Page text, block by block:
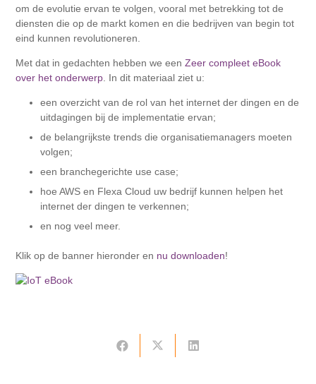
om de evolutie ervan te volgen, vooral met betrekking tot de
diensten die op de markt komen en die bedrijven van begin tot
eind kunnen revolutioneren.
Met dat in gedachten hebben we eenZeer compleet eBook
over het onderwerp . In dit materiaal ziet u:
een overzicht van de rol van het internet der dingen en de
uitdagingen bij de implementatie ervan;
de belangrijkste trends die organisatiemanagers moeten
volgen;
een branchegerichte use case;
hoe AWS en Flexa Cloud uw bedrijf kunnen helpen het
internet der dingen te verkennen;
en nog veel meer.
Klik op de banner hieronder en nu downloaden!